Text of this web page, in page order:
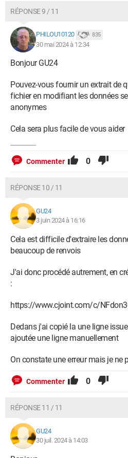
RÉPONSE 9 / 11
PHILOU10120 835
30 mai 2024 à 12:34
Bonjour GU24
Pouvez-vous fournir un extrait de
fichier en modifiant les données
anonymes
Cela sera plus facile de vous aider
Commenter 0
RÉPONSE 10 / 11
GU24
3 juin 2024 à 16:16
Cela est difficile d'extraire les
beaucoup de renvois
J'ai donc procédé autrement, en
:
https://www.cjoint.com/c/
Dedans j'ai copié la une ligne
ajoutée une ligne manuellement
On constate une erreur mais je ne
Commenter 0
RÉPONSE 11 / 11
GU24
30 juil. 2024 à 14:03